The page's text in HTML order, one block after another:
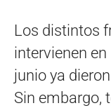
Los distintos
intervienen
junio ya
Sin embargo,